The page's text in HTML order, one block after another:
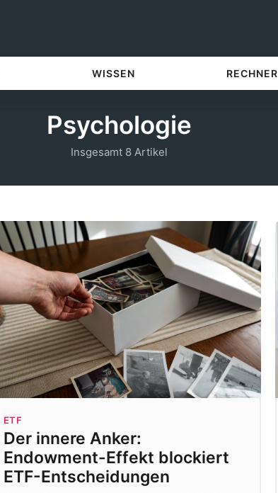
WISSEN RECHNER
Psychologie
Insgesamt 8 Artikel
ETF
Der innere Anker:
Endowment-Effekt blockiert
ETF-Entscheidungen